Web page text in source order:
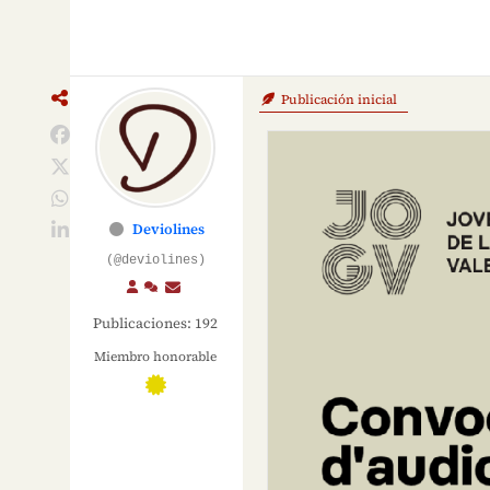
Deviolines
(@deviolines)
Publicaciones: 192
Miembro honorable
Publicación inicial